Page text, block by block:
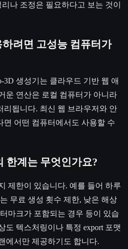
나 조정은 필요하다고 보는 것이
려면 고성능 컴퓨터가
3D 생성기는 클라우드 기반 웹 애
운 연산은 로컬 컴퓨터가 아니라
리됩니다. 최신 웹 브라우저와 안
면 어떤 컴퓨터에서도 사용할 수
한계는 무엇인가요?
제한이 있습니다. 예를 들어 하루
무료 생성 횟수 제한, 낮은 해상
마크가 포함되는 경우 등이 있습
도 텍스처링이나 특정 export 포맷
에서만 제공하기도 합니다.